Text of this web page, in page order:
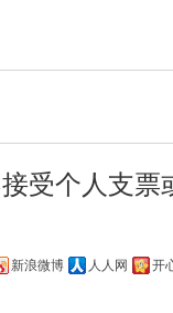
受个人支票
新浪微博 人人网 开